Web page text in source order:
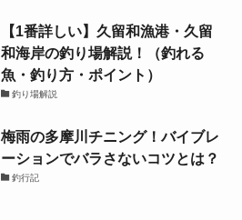
【1番詳しい】久留和漁港・久留
和海岸の釣り場解説！（釣れる
魚・釣り方・ポイント）
釣り場解説
梅雨の多摩川チニング！バイブレ
ーションでバラさないコツとは？
釣行記